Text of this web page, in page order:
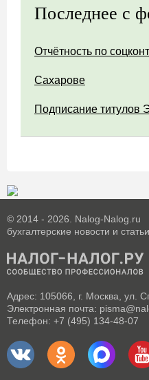
Последнее с
Отчётность по
Сахарове
Подписание титулов
© 2014 - 2026. Nalog-Nalog.ru
бухгалтерские новости и статьи.
Адрес: 105066, г. Москва, ул.
Электронная почта:
Телефон: +7 (495) 134-48-07